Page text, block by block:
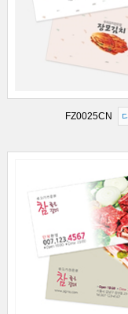
FZ0025CN